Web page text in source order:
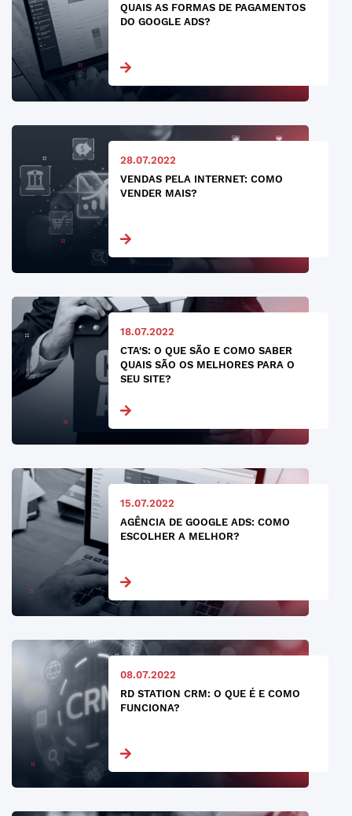
QUAIS AS FORMAS DE PAGAMENTOS
DO GOOGLE ADS?
28.07.2022
VENDAS PELA INTERNET: COMO
VENDER MAIS?
18.07.2022
CTA'S: O QUE SÃO E COMO SABER
QUAIS SÃO OS MELHORES PARA O
SEU SITE?
15.07.2022
AGÊNCIA DE GOOGLE ADS: COMO
ESCOLHER A MELHOR?
08.07.2022
RD STATION CRM: O QUE É E COMO
FUNCIONA?